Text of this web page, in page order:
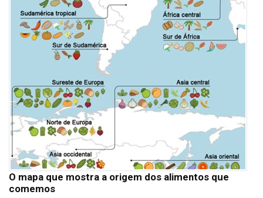
O mapa que mostra a origem dos alimentos que
comemos